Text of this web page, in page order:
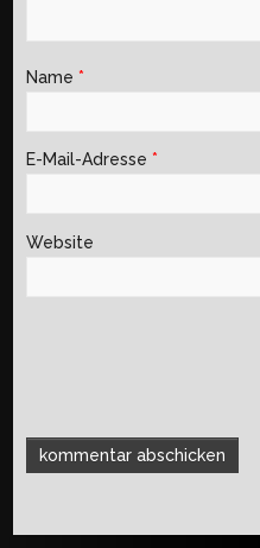
Name *
E-Mail-Adresse *
Website